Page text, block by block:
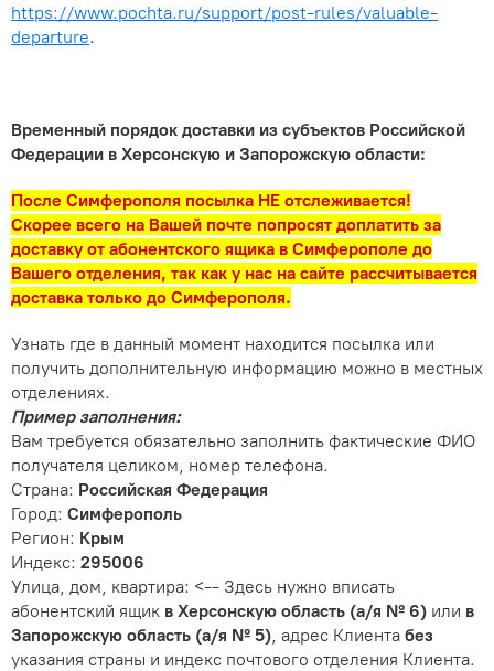
https://www.pochta.ru/support/post-rules/valuable-
departure.
Временный порядок доставки из субъектов Российской
Федерации в Херсонскую и Запорожскую области:
После Симферополя посылка НЕ отслеживается!
Скорее всего на Вашей почте попросят доплатить за
доставку от абонентского ящика в Симферополе до
Вашего отделения, так как у нас на сайте рассчитывается
доставка только до Симферополя.
Узнать где в данный момент находится посылка или
получить дополнительную информацию можно в местных
отделениях.
Пример заполнения:
Вам требуется обязательно заполнить фактические ФИО
получателя целиком, номер телефона.
Страна: Российская Федерация
Город: Симферополь
Регион: Крым
Индекс: 295006
Улица, дом, квартира: <-- Здесь нужно вписать
абонентский ящик в Херсонскую область (а/я № 6) или в
Запорожскую область (а/я № 5), адрес Клиента без
указания страны и индекс почтового отделения Клиента.